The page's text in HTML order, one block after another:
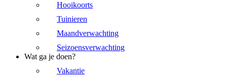
Hooikoorts
Tuinieren
Maandverwachting
Seizoensverwachting
Wat ga je doen?
Vakantie